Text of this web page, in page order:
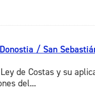
/ San
de Costas y su
del...